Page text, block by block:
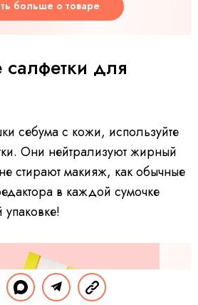
больше о товаре
для
себума с кожи, используйте
Они нейтрализуют жирный
стирают макияж, как обычные
в каждой сумочке